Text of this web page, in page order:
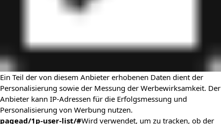
Ein Teil der von diesem Anbieter erhobenen Daten dient der
Personalisierung sowie der Messung der Werbewirksamkeit. Der
Anbieter kann IP-Adressen für die Erfolgsmessung und
Personalisierung von Werbung nutzen.
pagead/1p-user-list/#Wird verwendet, um zu tracken, ob der